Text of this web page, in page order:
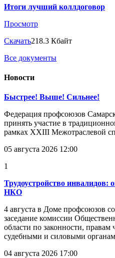
Итоги лучший коллдоговор
Просмотр
Скачать218.3 Кбайт
Все документы
Новости
Быстрее! Выше! Сильнее!
Федерация профсоюзов
принять участие в
рамках XXIII Межотраслевой
05 августа 2026 12:00
1
Трудоустройство инвалидов:
НКО
4 августа в Доме профсоюзов
заседание комиссии
области по законности, правам
судебными и силовыми
04 августа 2026 17:00